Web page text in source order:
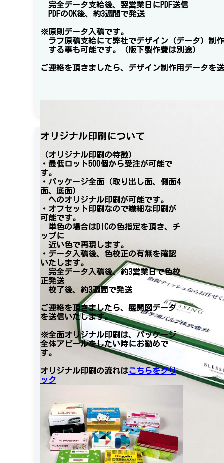
完全データ支給後、翌営業日にPDF送信
PDFのOK後、約3週間で発送
※原則データ入稿です。
ラフ原稿支給にて弊社でデザイン（データ）制作
する事も可能です。（版下製作費は別途）
ご連絡を頂きましたら、デザイン制作用データを
オリジナル印刷について
（オリジナル印刷の特徴）
・最低ロット500個から受注が可能で
す。
・パッケージ全面（取り出し面、側面4
面、底面）
へのオリジナル印刷が可能です。
・オフセット印刷なので繊細な印 刷が
可能です。
単色の場合はDICの色指定を頂き、チ
ップに
近い色で再現します。
・データ入稿後、色校正の有無を確認
いたします。
完全データ入稿後、約3営業日で色校
正発送
校了後、約3週間で発送
ご連絡を頂きましたら、展開図データ
を送信いたします。
※全面オリジナル印刷は、パッケージ
全体アピールをしたい時にお勧めで
す。
オリジナル印刷の流れはこちらをクリ
ック